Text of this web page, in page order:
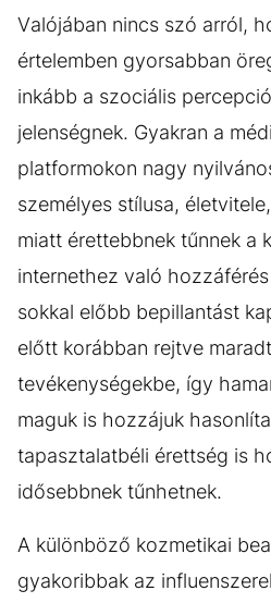
Valójában nincs szó arról,
értelemben gyorsabban
inkább a szociális
jelenségnek. Gyakran a
platformokon nagy
személyes stílusa,
miatt érettebbnek tűnnek a
internethez való
sokkal előbb bepillantást
előtt korábban rejtve
tevékenységekbe, így
maguk is hozzájuk
tapasztalatbéli érettség is
idősebbnek tűnhetnek.
A különböző kozmetikai
gyakoribbak az